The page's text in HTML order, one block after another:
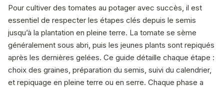
Pour cultiver des tomates au potager avec succès, il est
essentiel de respecter les étapes clés depuis le semis
jusqu’à la plantation en pleine terre. La tomate se sème
généralement sous abri, puis les jeunes plants sont repiqués
après les dernières gelées. Ce guide détaille chaque étape :
choix des graines, préparation du semis, suivi du calendrier,
et repiquage en pleine terre ou en serre. Chaque phase a